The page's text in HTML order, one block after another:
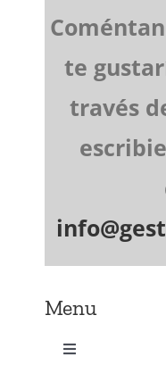
te
través
Menu
Toggle